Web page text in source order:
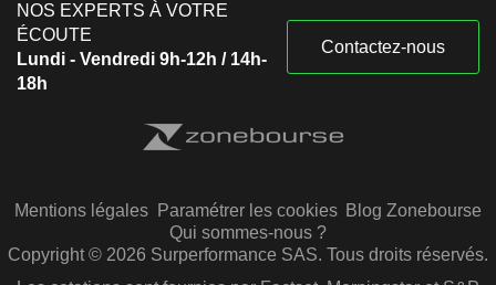
NOS EXPERTS À VOTRE
ÉCOUTE
Lundi - Vendredi 9h-12h / 14h-
18h
Contactez-nous
Mentions légales Paramétrer les cookies Blog Zonebourse
Qui sommes-nous ?
Copyright © 2026 Surperformance SAS. Tous droits réservés.